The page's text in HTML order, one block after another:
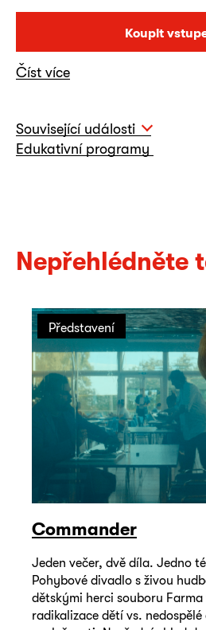
Koupit
Související události
Edukativní programy
Číst více
Nepřehlédněte
Představení
Commander
Jeden večer, dvě díla. Jedno
Pohybové divadlo s živou
dětskými herci souboru
radikalizace dětí vs.